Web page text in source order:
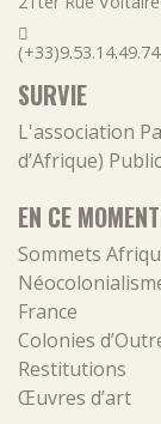
(+33)9.53.14.49.74
SURVIE
L'association
d’Afrique)
EN CE MOMENT
Sommets
France
Colonies
Restitutions
Œuvres d’art